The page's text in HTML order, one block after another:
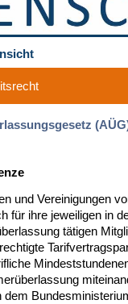
und Vereinigungen
für ihre jeweiligen in
tätigen
dem